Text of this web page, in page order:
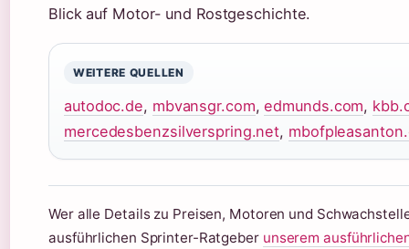
Blick auf Motor- und Rostgeschichte.
WEITERE QUELLEN
autodoc.de, mbvansgr.com,edmunds.com,
mercedesbenzsilverspring.net,
Wer alle Details zu Preisen, Motoren und
ausführlichen Sprinter-Ratgeber unserem